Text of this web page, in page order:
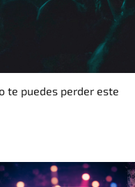
te puedes perder este